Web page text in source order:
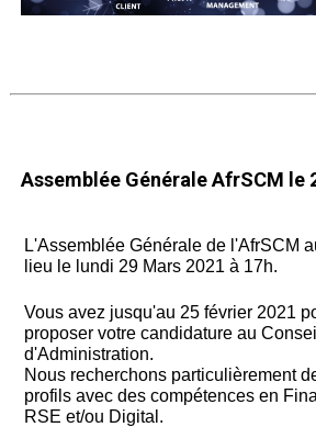
Assemblée Générale AfrSCM le
L'Assemblée Générale de l'AfrSCM
lieu le lundi 29 Mars 2021 à 17h.
Vous avez jusqu'au 25 février 2021
proposer votre candidature au Conseil
d'Administration.
Nous recherchons particulièrement
profils avec des compétences en
RSE et/ou Digital.